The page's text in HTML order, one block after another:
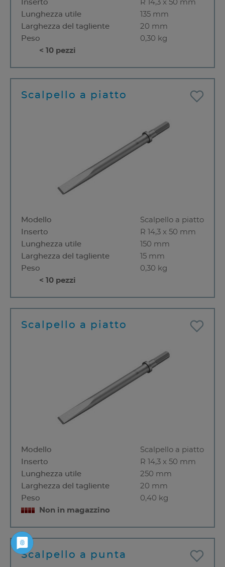
Inserto
R 14,3 x 50 mm
Lunghezza utile
135 mm
Larghezza del tagliente
20 mm
Peso
0,30 kg
< 10 pezzi
Scalpello a piatto
Modello
Scalpello a piatto
Inserto
R 14,3 x 50 mm
Lunghezza utile
150 mm
Larghezza del tagliente
15 mm
Peso
0,30 kg
< 10 pezzi
Scalpello a piatto
Modello
Scalpello a piatto
Inserto
R 14,3 x 50 mm
Lunghezza utile
250 mm
Larghezza del tagliente
20 mm
Peso
0,40 kg
Non in magazzino
Scalpello a punta